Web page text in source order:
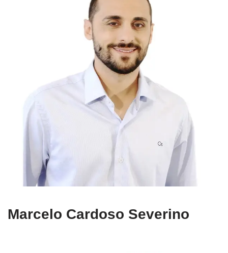
Marcelo Cardoso Severino